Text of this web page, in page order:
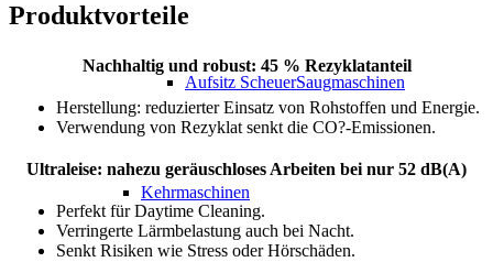
Aufsitz ScheuerSaugmaschinen
Kehrmaschinen
Produktvorteile
Nachhaltig und robust: 45 % Rezyklatanteil
Herstellung: reduzierter Einsatz von Rohstoffen und Energie.
Verwendung von Rezyklat senkt die CO?-Emissionen.
Ultraleise: nahezu geräuschloses Arbeiten bei nur 52 dB(A)
Perfekt für Daytime Cleaning.
Verringerte Lärmbelastung auch bei Nacht.
Senkt Risiken wie Stress oder Hörschäden.